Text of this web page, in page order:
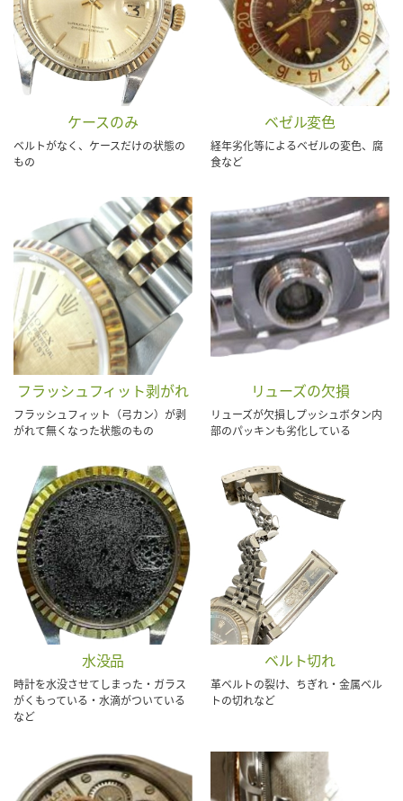
ケースのみ
ベルトがなく、ケースだけの状態の
もの
ベゼル変色
経年劣化等によるベゼルの変色、腐
食など
フラッシュフィット剥がれ
フラッシュフィット（弓カン）が剥
がれて無くなった状態のもの
リューズの欠損
リューズが欠損しプッシュボタン内
部のパッキンも劣化している
水没品
時計を水没させてしまった・ガラス
がくもっている・水滴がついている
など
ベルト切れ
革ベルトの裂け、ちぎれ・金属ベル
トの切れなど